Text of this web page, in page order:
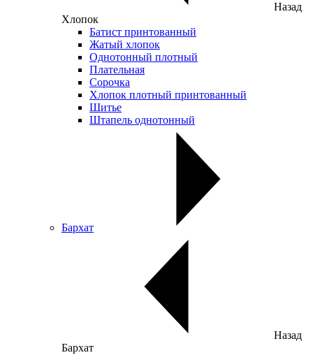
Назад
Хлопок
Батист принтованный
Жатый хлопок
Однотонный плотный
Плательная
Сорочка
Хлопок плотный принтованный
Шитье
Штапель однотонный
Бархат
Назад
Бархат